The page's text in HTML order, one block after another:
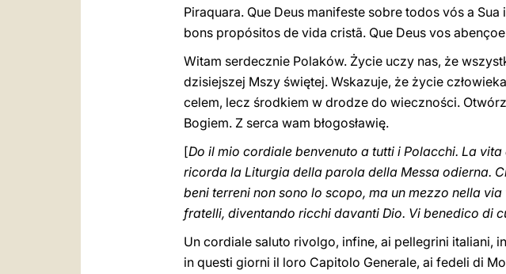
Piraquara. Que Deus manifeste sobre todos vós a
bons propósitos de vida cristã. Que Deus vos
Witam serdecznie Polaków. Życie uczy nas, że
dzisiejszej Mszy świętej. Wskazuje, że życie
celem, lecz środkiem w drodze do wieczności.
Bogiem. Z serca wam błogosławię.
[Do il mio cordiale benvenuto a tutti i Polacchi. La
ricorda la Liturgia della parola della Messa odierna.
beni terreni non sono lo scopo, ma un mezzo nella
fratelli, diventando ricchi davanti Dio. Vi benedico di
Un cordiale saluto rivolgo, infine, ai pellegrini italiani,
in questi giorni il loro Capitolo Generale, ai fedeli di